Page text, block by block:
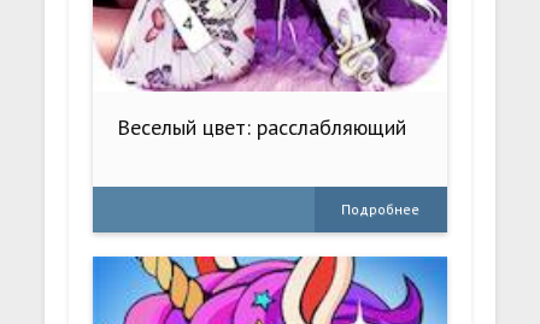
Веселый цвет: расслабляющий
Подробнее